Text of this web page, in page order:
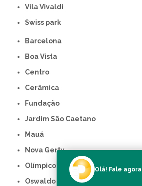
Vila Vivaldi
swiss park
Barcelona
Boa Vista
Centro
Cerâmica
Fundação
Jardim São Caetano
Mauá
Nova Gerty
Olímpico
Oswaldo Cruz
Olá! Fale